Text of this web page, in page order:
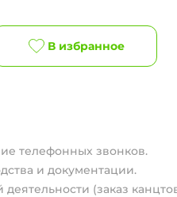
В избранное
телефонных звонков.
и документации.
(заказ